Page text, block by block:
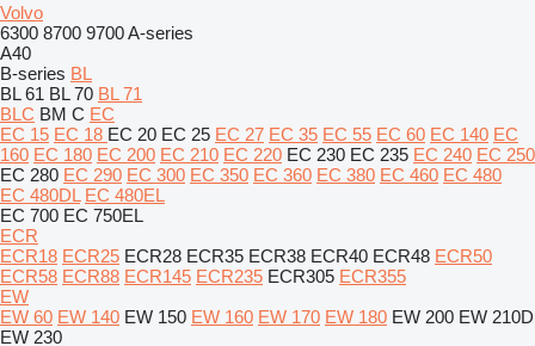
Volvo
6300 8700 9700A-series
A40
B-series BL
BL 61 BL 70 BL 71
BLC BM C EC
EC 15 EC 18 EC 20 EC 25 EC 27 EC 35 EC 55 EC 60 EC 140 EC
160 EC 180 EC 200 EC 210 EC 220 EC 230 EC 235 EC 240 EC 250
EC 280 EC 290 EC 300 EC 350 EC 360 EC 380 EC 460 EC 480
EC 480DL EC 480EL
EC 700 EC 750EL
ECR
ECR18 ECR25 ECR28 ECR35 ECR38 ECR40 ECR48 ECR50
ECR58 ECR88 ECR145 ECR235 ECR305 ECR355
EW
EW 60 EW 140 EW 150 EW 160 EW 170 EW 180 EW 200 EW 210D
EW 230